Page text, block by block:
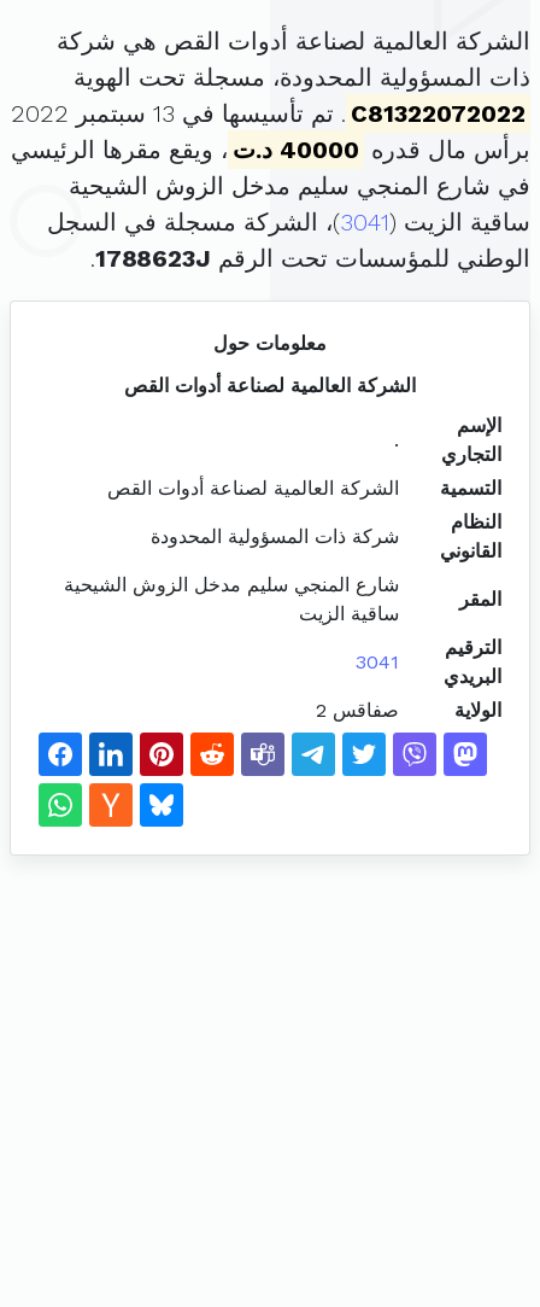
الشركة العالمية لصناعة أدوات القص هي شركة
ذات المسؤولية المحدودة، مسجلة تحت الهوية
C81322072022
. تم تأسيسها في 13 سبتمبر 2022
برأس مال قدره 40000 د.ت
، ويقع مقرها الرئيسي
في شارع المنجي سليم مدخل الزوش الشيحية
ساقية الزيت (3041)، الشركة مسجلة في السجل
الوطني للمؤسسات تحت الرقم 1788623J
.
معلومات حول
الشركة العالمية لصناعة أدوات القص
الإسم
التجاري
.
التسمية
الشركة العالمية لصناعة أدوات القص
النظام
القانوني
شركة ذات المسؤولية المحدودة
المقر
شارع المنجي سليم مدخل الزوش الشيحية
ساقية الزيت
الترقيم
البريدي
3041
الولاية صفاقس 2